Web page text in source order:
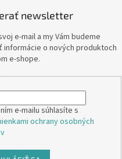
newsletter
e-mail a my Vám budeme
informácie o nových produktoch
e-shope.
e-mailu súhlasíte s
ochrany osobných